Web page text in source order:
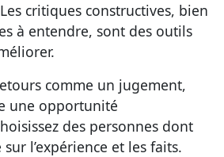
critiques constructives, bien
à entendre, sont des outils
comme un jugement,
une opportunité
des personnes dont
l’expérience et les faits.